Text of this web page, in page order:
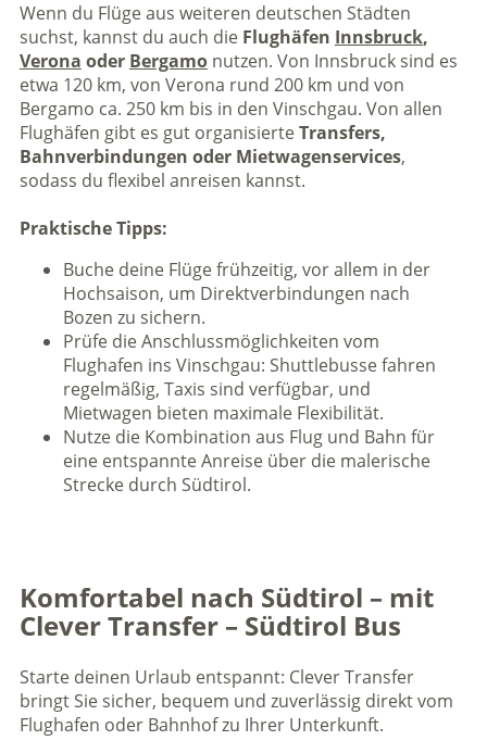
Wenn du Flüge aus weiteren deutschen Städten
suchst, kannst du auch die Flughäfen Innsbruck,
Verona oder Bergamonutzen. Von Innsbruck sind es
etwa 120 km, von Verona rund 200 km und von
Bergamo ca. 250 km bis in den Vinschgau. Von allen
Flughäfen gibt es gut organisierteTransfers,
Bahnverbindungen oder Mietwagenservices,
sodass du flexibel anreisen kannst.
Praktische Tipps:
Buche deine Flüge frühzeitig, vor allem in der
Hochsaison, um Direktverbindungen nach
Bozen zu sichern.
Prüfe die Anschlussmöglichkeiten vom
Flughafen ins Vinschgau: Shuttlebusse fahren
regelmäßig, Taxis sind verfügbar, und
Mietwagen bieten maximale Flexibilität.
Nutze die Kombination aus Flug und Bahn für
eine entspannte Anreise über die malerische
Strecke durch Südtirol.
Komfortabel nach Südtirol – mit
Clever Transfer – Südtirol Bus
Starte deinen Urlaub entspannt: Clever Transfer
bringt Sie sicher, bequem und zuverlässig direkt vom
Flughafen oder Bahnhof zu Ihrer Unterkunft.